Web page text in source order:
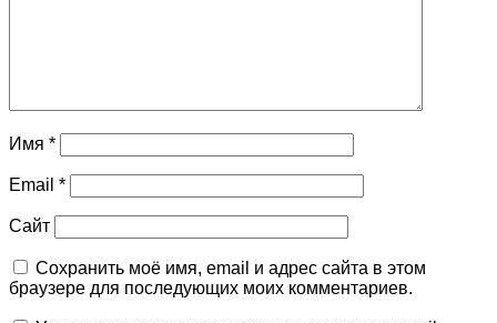
Имя *
Email *
Сайт
Сохранить моё имя, email и адрес сайта в этом
браузере для последующих моих комментариев.